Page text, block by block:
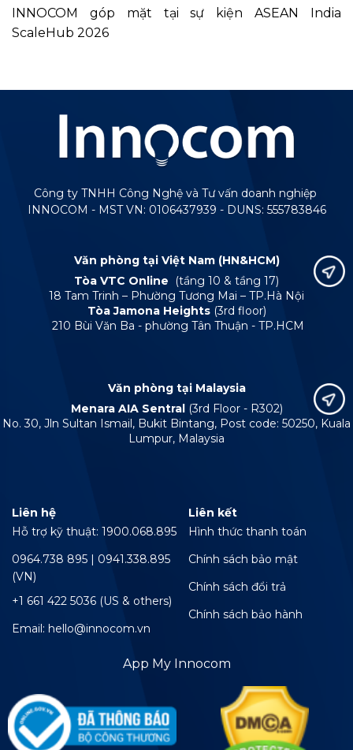
INNOCOM góp mặt tại sự kiện ASEAN India
ScaleHub 2026
Công ty TNHH Công Nghệ và Tư vấn doanh nghiệp
INNOCOM - MST VN: 0106437939 - DUNS: 555783846
Văn phòng tại Việt Nam (HN&HCM)
Tòa VTC Online
(tầng 10 & tầng 17)
18 Tam Trinh – Phường Tương Mai – TP.Hà Nội
Tòa Jamona Heights (3rd floor)
210 Bùi Văn Ba - phường Tân Thuận - TP.HCM
Văn phòng tại Malaysia
Menara AIA Sentral (3rd Floor - R302)
No. 30, Jln Sultan Ismail, Bukit Bintang, Post code: 50250, Kuala
Lumpur, Malaysia
Liên hệ
Hỗ trợ kỹ thuật: 1900.068.895
0964.738 895 | 0941.338.895
(VN)
+1 661 422 5036 (US & others)
Email: hello@innocom.vn
Liên kết
Hình thức thanh toán
Chính sách bảo mật
Chính sách đổi trả
Chính sách bảo hành
App My Innocom